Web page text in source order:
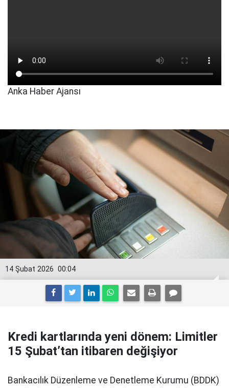
Anka Haber Ajansı
00:04
14 Şubat 2026
Kredi kartlarında yeni dönem: Limitler
15 Şubat’tan itibaren değişiyor
Bankacılık Düzenleme ve Denetleme Kurumu (BDDK)